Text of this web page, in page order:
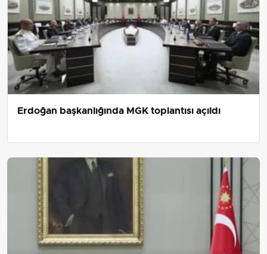
Erdoğan başkanlığında MGK toplantısı açıldı